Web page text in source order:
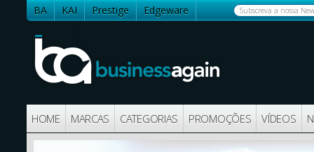
BA KAI Prestige
Edgeware
HOME MARCAS CATEGORIAS PROMOÇÕES VÍDEOS